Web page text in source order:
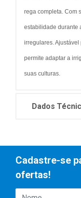
rega completa. Com
estabilidade durante
irregulares.
permite adaptar a
suas culturas.
Dados
Cadastre-se
ofertas!